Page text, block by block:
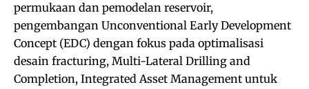
permukaan dan pemodelan reservoir,
pengembangan Unconventional Early Development
Concept (EDC) dengan fokus pada optimalisasi
desain fracturing, Multi-Lateral Drilling and
Completion, Integrated Asset Management untuk